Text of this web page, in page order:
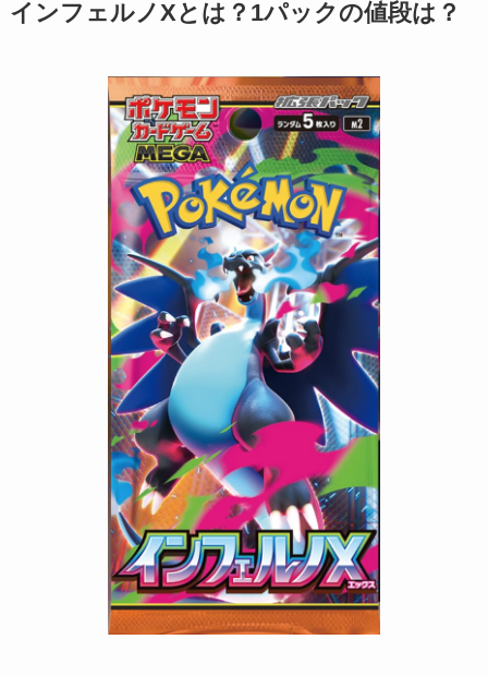
インフェルノXとは？1パックの値段は？